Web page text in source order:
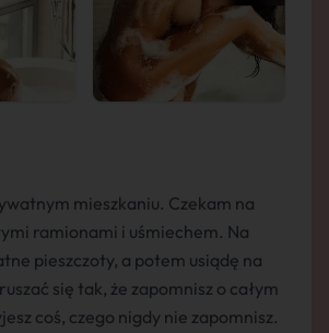
mieszkaniu. Czekam na
ramionami i uśmiechem. Na
pieszczoty, a potem usiądę na
się tak, że zapomnisz o całym
coś, czego nigdy nie zapomnisz.